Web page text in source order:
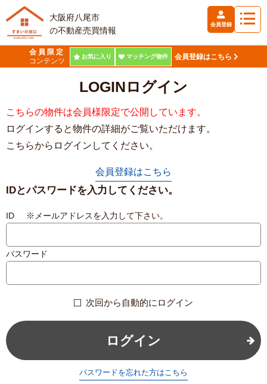
大阪府八尾市
の不動産売買情報
会員登録
会員限定
コンテンツ
お気に入り マッチング物件 会員登録はこちら
LOGINログイン
こちらの物件は会員様限定で公開しています。
ログインすると物件の詳細がご覧いただけます。
こちらからログインしてください。
会員登録はこちら
IDとパスワードを入力してください。
ID ※メールアドレスを入力して下さい。
パスワード
次回から自動的にログイン
ログイン
パスワードを忘れた方はこちら